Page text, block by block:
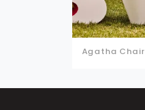
Agatha Chair